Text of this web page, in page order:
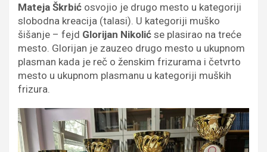
Mateja Škrbić osvojio je drugo mesto u kategoriji
slobodna kreacija (talasi). U kategoriji muško
šišanje – fejd Glorijan Nikolić se plasirao na treće
mesto. Glorijan je zauzeo drugo mesto u ukupnom
plasman kada je reč o ženskim frizurama i četvrto
mesto u ukupnom plasmanu u kategoriji muških
frizura.